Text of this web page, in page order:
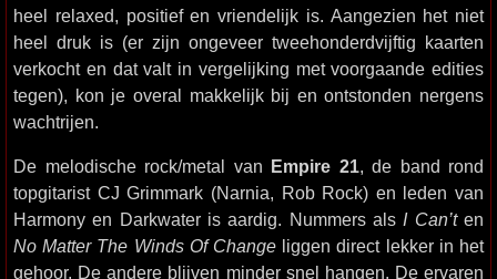
heel relaxed, positief en vriendelijk is. Aangezien het niet
heel druk is (er zijn ongeveer tweehonderdvijftig kaarten
verkocht en dat valt in vergelijking met voorgaande edities
tegen), kon je overal makkelijk bij en ontstonden nergens
wachtrijen.
De melodische rock/metal van Empire 21, de band rond
topgitarist CJ Grimmark (Narnia, Rob Rock) en leden van
Harmony en Darkwater is aardig. Nummers als I Can’ten
No Matter The Winds Of Change liggen direct lekker in het
gehoor. De andere blijven minder snel hangen. De ervaren